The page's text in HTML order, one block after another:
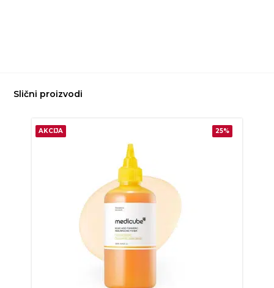
Slični proizvodi
AKCIJA 25%